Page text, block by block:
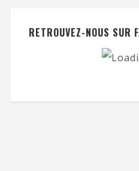
RETROUVEZ-NOUS SUR